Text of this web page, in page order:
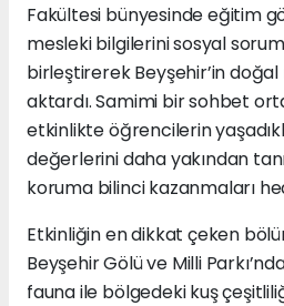
Fakültesi bünyesinde eğitim
mesleki bilgilerini sosyal
birleştirerek Beyşehir’in doğal
aktardı. Samimi bir sohbet
etkinlikte öğrencilerin
değerlerini daha yakından
koruma bilinci kazanmaları
Etkinliğin en dikkat çeken
Beyşehir Gölü ve Milli
fauna ile bölgedeki kuş